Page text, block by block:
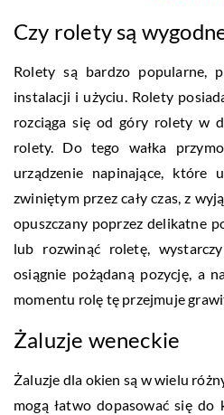
Czy rolety są
Rolety są bardzo popularne,
instalacji i użyciu. Rolety
rozciąga się od góry rolety w
rolety. Do tego wałka
urządzenie napinające, które
zwiniętym przez cały czas, z
opuszczany poprzez delikatne
lub rozwinąć roletę,
osiągnie pożądaną pozycję, a
momentu rolę tę przejmuje
Żaluzje weneckie
Żaluzje dla okien są w wielu
mogą łatwo dopasować się